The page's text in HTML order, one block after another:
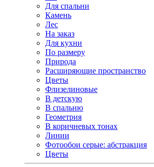
Для спальни
Камень
Лес
На заказ
Для кухни
По размеру
Природа
Расширяющие пространство
Цветы
Флизелиновые
В детскую
В спальню
Геометрия
В коричневых тонах
Линии
Фотообои серые: абстракция
Цветы